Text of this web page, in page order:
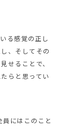
る感覚の正し
、そしてその
せることで、
らと思ってい
にはこのこと